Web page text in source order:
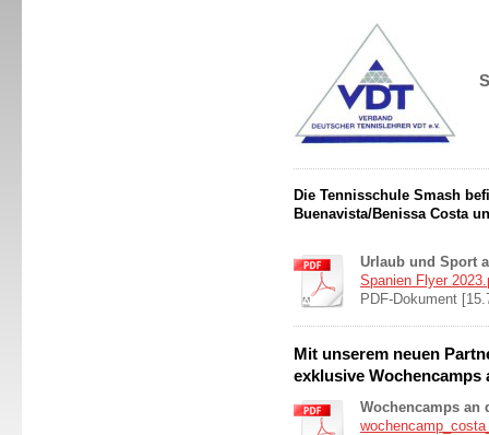
Die Tennisschule Smash
Buenavista/Benissa Costa
Urlaub und Sport
Spanien Flyer
PDF-Dokument
Mit unserem neuen
exklusive Wochencamps
Wochencamps an